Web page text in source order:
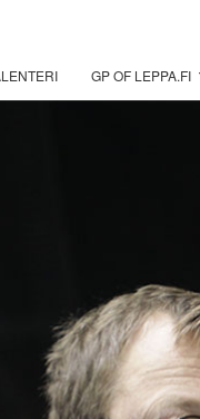
GP OF LEPPA.FI